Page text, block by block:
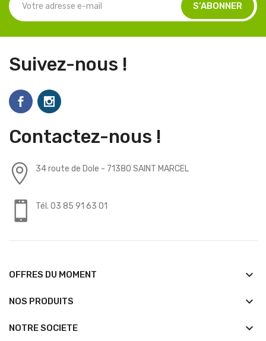
Suivez-nous !
Contactez-nous !
34 route de Dole - 71380 SAINT MARCEL
Tél. 03 85 91 63 01
OFFRES DU MOMENT keyboard_arrow_down
NOS PRODUITS keyboard_arrow_down
NOTRE SOCIETE keyboard_arrow_down